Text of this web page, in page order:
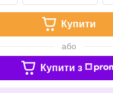
Купити
або
Купити з